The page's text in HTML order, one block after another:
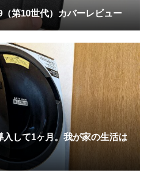
第10世代）カバーレビュー
入して1ヶ月。我が家の生活は